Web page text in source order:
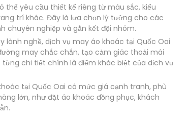
thể yêu cầu thiết kế riêng từ màu sắc, kiểu
trí khác. Đây là lựa chọn lý tưởng cho các
chuyên nghiệp và gắn kết đội nhóm.
lành nghề, dịch vụ may áo khoác tại Quốc Oai
may chắc chắn, tạo cảm giác thoải mái
chi tiết chính là điểm khác biệt của dịch vụ
tại Quốc Oai có mức giá cạnh tranh, phù
lớn, như đặt áo khoác đồng phục, khách